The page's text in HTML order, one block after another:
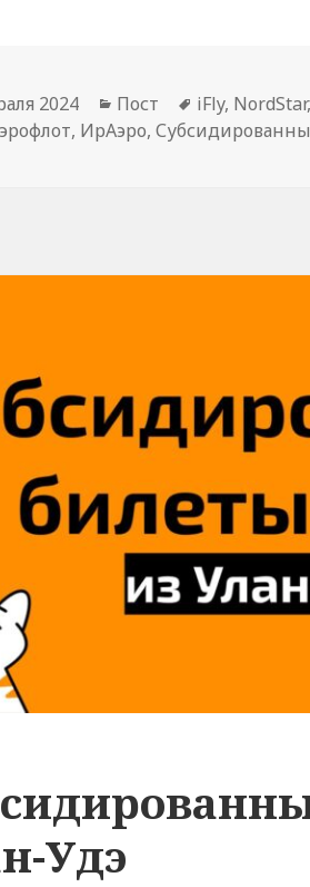
2024 Рубрики
Пост Метки
iFly, NordStar,
, ИрАэро,
Удэ